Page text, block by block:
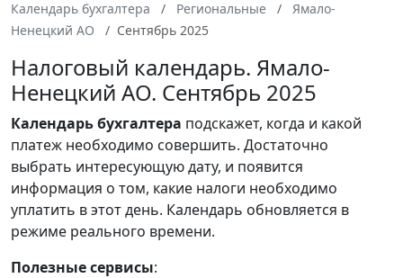
Календарь бухгалтера
Региональные
Ямало-
Ненецкий АО
Сентябрь 2025
Налоговый календарь. Ямало-
Ненецкий АО. Сентябрь 2025
Календарьбухгалтера подскажет, когда и какой
платеж необходимо совершить. Достаточно
выбрать интересующую дату, и появится
информация о том, какие налоги необходимо
уплатить в этот день. Календарь обновляется в
режиме реального времени.
Полезные сервисы: